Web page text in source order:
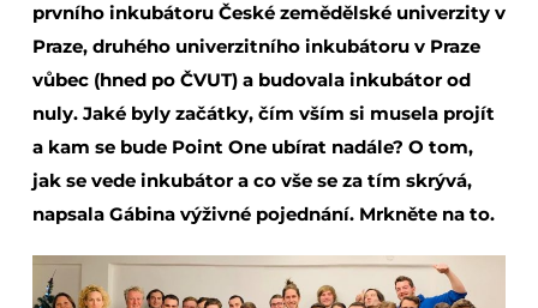
prvního inkubátoru České zemědělské univerzity v
Praze, druhého univerzitního inkubátoru v Praze
vůbec (hned po ČVUT) a budovala inkubátor od
nuly. Jaké byly začátky, čím vším si musela projít
a kam se bude Point One ubírat nadále? O tom,
jak se vede inkubátor a co vše se za tím skrývá,
napsala Gábina výživné pojednání. Mrkněte na to.